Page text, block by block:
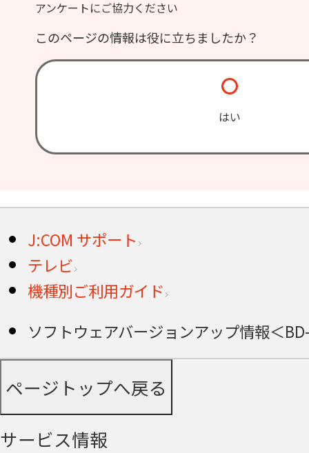
アンケートにご協力ください
このページの情報は役に立ちましたか？
はい
J:COM サポート
テレビ
機種別ご利用ガイド
ソフトウェアバージョンアップ情報＜
ページトップへ戻る
サービス情報